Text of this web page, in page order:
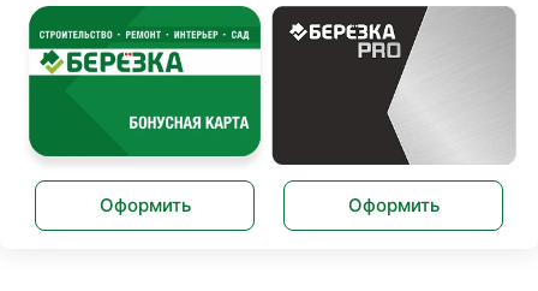
Оформить Оформить